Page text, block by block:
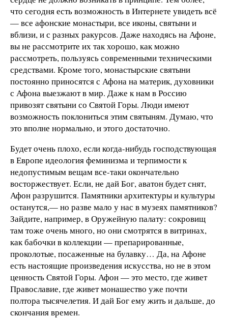
что сегодня есть возможность в Интернете увидеть всё
— все афонские монастыри, все иконы, святыни и
вблизи, и с разных ракурсов. Даже находясь на Афоне,
вы не рассмотрите их так хорошо, как можно
рассмотреть, пользуясь современными техническими
средствами. Кроме того, монастырские святыни
постоянно приносятся с Афона на материк, духовники
с Афона выезжают в мир. Даже к нам в Россию
привозят святыни со Святой Горы. Люди имеют
возможность поклониться этим святыням. Думаю, что
это вполне нормально, и этого достаточно.
Будет очень плохо, если когда-нибудь господствующая
в Европе идеология феминизма и терпимости к
недопустимым вещам все-таки окончательно
восторжествует. Если, не дай Бог, аватон будет снят,
Афон разрушится. Памятники архитектуры и культуры
останутся,— но разве мало у нас в музеях памятников?
Зайдите, например, в Оружейную палату: сокровищ
там тоже очень много, но они смотрятся в витринах,
как бабочки в коллекции — препарированные,
проколотые, посаженные на булавку… Да, на Афоне
есть настоящие произведения искусства, но не в этом
ценность Святой Горы. Афон — это место, где живет
Православие, где живет монашество уже почти
полтора тысячелетия. И дай Бог ему жить и дальше, до
скончания времен.